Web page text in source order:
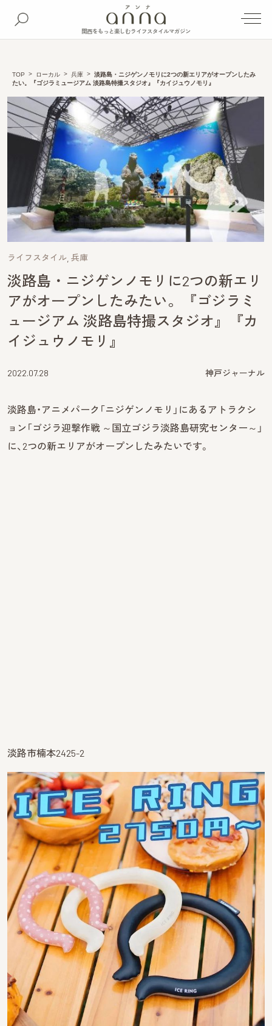
関西をもっと楽しむライフスタイルマガジン
TOP ローカル 兵庫
淡路島・ニジゲンノモリに2つの新エリアがオープンしたみ
たい。『ゴジラミュージアム 淡路島特撮スタジオ』『カイジュウノモリ』
ライフスタイル 兵庫
淡路島・ニジゲンノモリに2つの新エリ
アがオープンしたみたい。『ゴジラミ
ュージアム 淡路島特撮スタジオ』『カ
イジュウノモリ』
2022.07.28 神戸ジャーナル
淡路島・アニメパーク「ニジゲンノモリ」にあるアトラクシ
ョン「ゴジラ迎撃作戦 ～国立ゴジラ淡路島研究センター～」
に、2つの新エリアがオープンしたみたいです。
淡路市楠本2425-2